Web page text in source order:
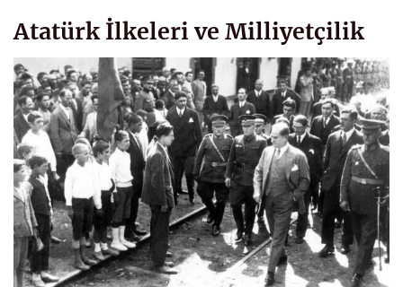
Atatürk İlkeleri ve Milliyetçilik